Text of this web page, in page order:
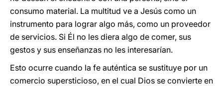
consumo material. La multitud ve a Jesús como un
instrumento para lograr algo más, como un proveedor
de servicios. Si Él no les diera algo de comer, sus
gestos y sus enseñanzas no les interesarían.
Esto ocurre cuando la fe auténtica se sustituye por un
comercio supersticioso, en el cual Dios se convierte en